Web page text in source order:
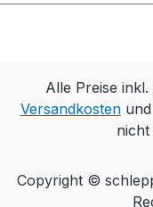
Alle Preise
Versandkostenund
nicht
Copyright ©